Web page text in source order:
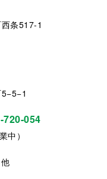
条517-1
720-054
中）